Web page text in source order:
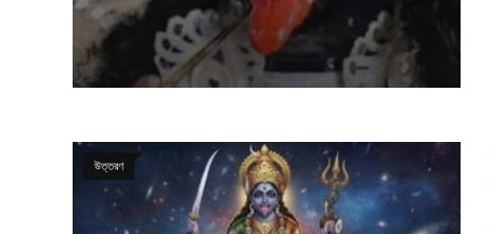
উত্তরণ